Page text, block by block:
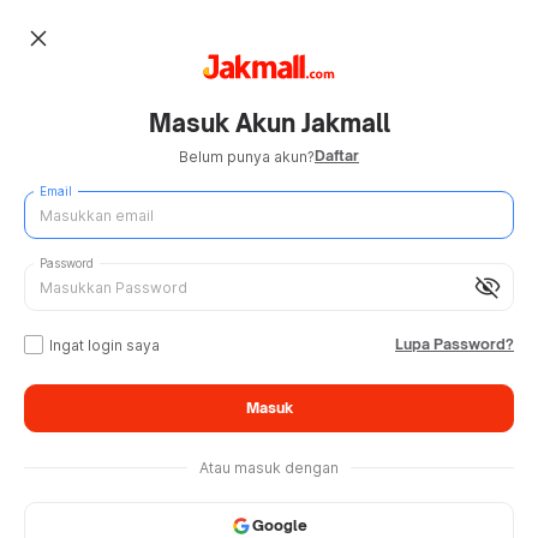
close
Masuk Akun Jakmall
Belum punya akun?Daftar
Email
visibility_off
Password
Ingat login saya Lupa Password?
Masuk
Atau masuk dengan
Google